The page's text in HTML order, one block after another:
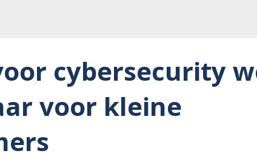
cybersecurity
voor kleine